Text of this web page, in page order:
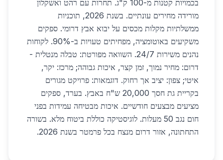
בכמויות קטנות מ-100 ק"ג. תחרות עם רהט ואשקלון
מורידה מחירים עונתיים. בשנת 2026, תוכניות
ממשלתיות מקלות מכסים על יבוא אבץ דרומי. ספקים
משקיעים באוטומציה, מפחיתים טעויות ב-90%. לקוחות
נהנים משירות 24/7. השוואה מפורטת: טבלה מנטלית -
דרום: מחיר נמוך, זמן קצר, איכות גבוהה; מרכז: יקר,
איטי; צפון: יציב אך רחוק. דוגמאות: פרויקט מגורים
בקריית גת חסך 20,000 ש"ח באבץ. בערד, ספקים
מציעים מבצעים חודשיים. איכות מבטיחה עמידות בפני
חום נגב 50 מעלות. לוגיסטיקה כוללת ביטוח מלא. בשורה
התחתונה, אזור דרום מנצח בכל פרמטר בשנת 2026.